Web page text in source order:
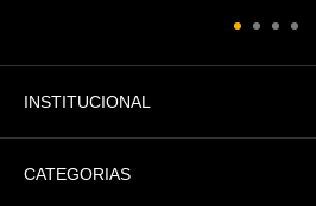
INSTITUCIONAL
CATEGORIAS